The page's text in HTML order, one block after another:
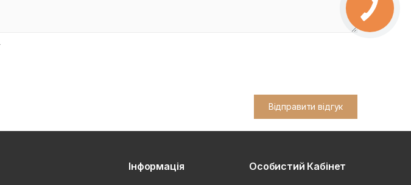
Відправити відгук
Інформація Особистий Кабінет